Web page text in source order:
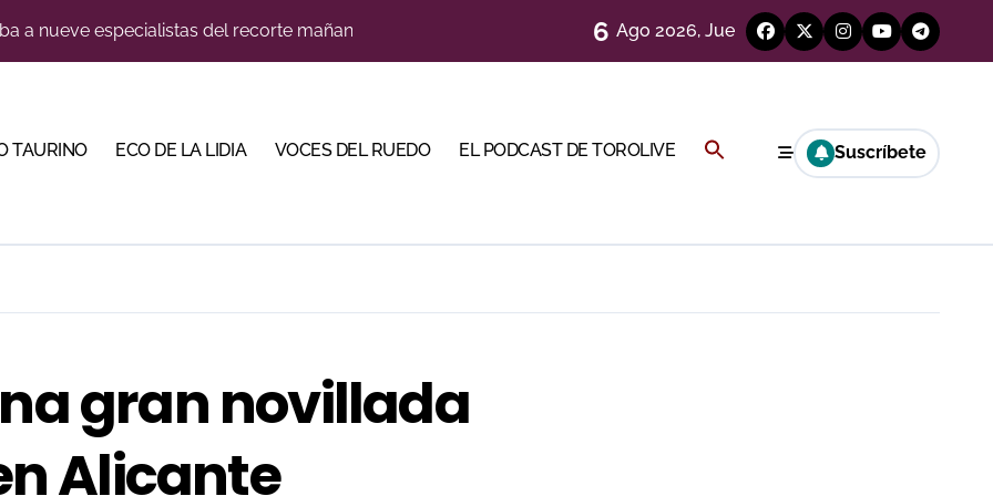
a nueve especialistas del recorte mañana en Villaseca
Torería’, una campaña para reivindicar los valores del toreo más allá del ruedo
corrida de máxima seriedad para Ciudad Real (En Vídeo)
la Semana Grande Donostiarra
gastronomía y talento de la tierra en La Malagueta
6 Ago 2026, Jue
TAURINO ECO DE LA LIDIA VOCES DEL RUEDO EL PODCAST DE TOROLIVE Buscar: Suscríbete
gran novillada
Alicante